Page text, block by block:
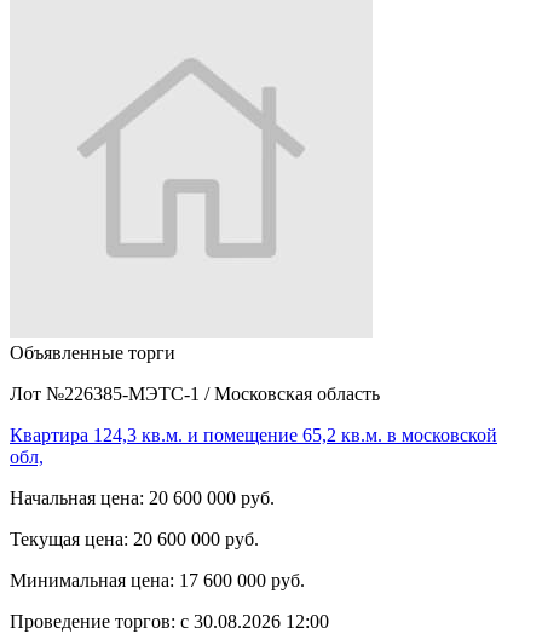
Объявленные торги
Лот №226385-МЭТС-1 / Московская область
Квартира 124,3 кв.м. и помещение 65,2 кв.м. в московской
обл,
Начальная цена: 20 600 000 руб.
Текущая цена: 20 600 000 руб.
Минимальная цена: 17 600 000 руб.
Проведение торгов: с 30.08.2026 12:00